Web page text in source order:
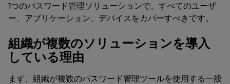
1つのパスワード管理ソリューションで、すべてのユーザ
ー、アプリケーション、デバイスをカバーすべきです。
組織が複数のソリューションを導入
している理由
まず、組織が複数のパスワード管理ツールを使用する一般